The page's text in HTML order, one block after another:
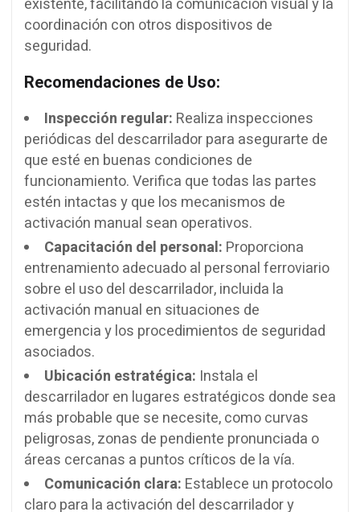
existente, facilitando la comunicación visual y la
coordinación con otros dispositivos de
seguridad.
Recomendaciones de Uso:
Inspección regular: Realiza inspecciones
periódicas del descarrilador para asegurarte de
que esté en buenas condiciones de
funcionamiento. Verifica que todas las partes
estén intactas y que los mecanismos de
activación manual sean operativos.
Capacitación del personal: Proporciona
entrenamiento adecuado al personal ferroviario
sobre el uso del descarrilador, incluida la
activación manual en situaciones de
emergencia y los procedimientos de seguridad
asociados.
Ubicación estratégica: Instala el
descarrilador en lugares estratégicos donde sea
más probable que se necesite, como curvas
peligrosas, zonas de pendiente pronunciada o
áreas cercanas a puntos críticos de la vía.
Comunicación clara: Establece un protocolo
claro para la activación del descarrilador y